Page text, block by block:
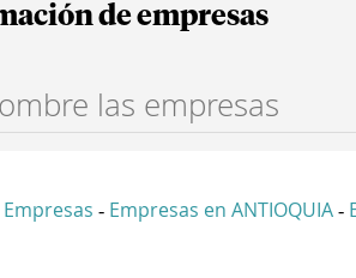
de empresas
- Empresas en ANTIOQUIA -